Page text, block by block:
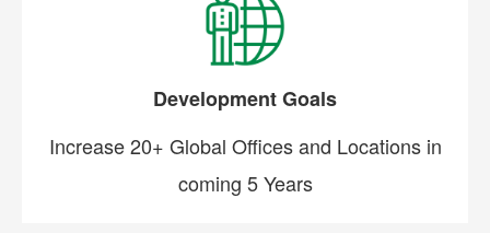
Development Goals
Increase 20+ Global Offices and Locations in
coming 5 Years